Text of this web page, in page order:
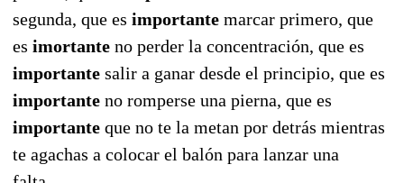
segunda, que es importante marcar primero, que
es imortante no perder la concentración, que es
importante salir a ganar desde el principio, que es
importante no romperse una pierna, que es
importante que no te la metan por detrás mientras
te agachas a colocar el balón para lanzar una